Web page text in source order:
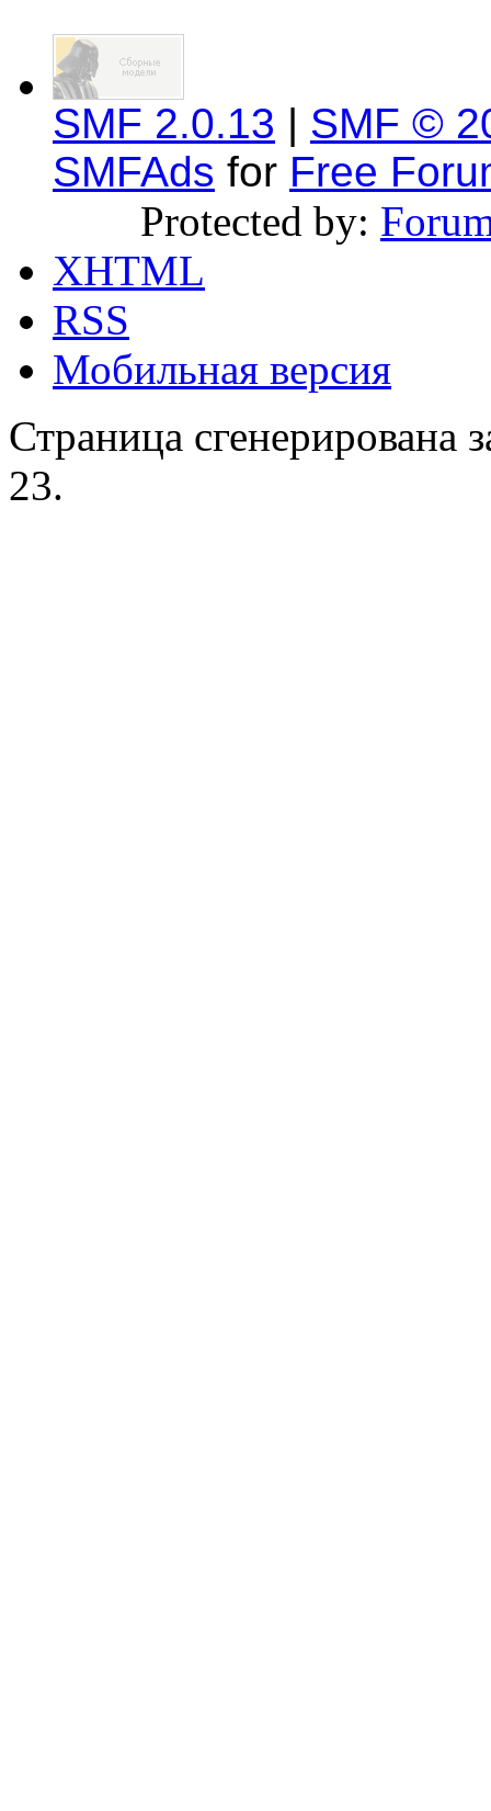
SMF 2.0.13 | SMF ©
SMFAds for Free
Protected by:
XHTML
RSS
Мобильная версия
Страница сгенерирована
23.